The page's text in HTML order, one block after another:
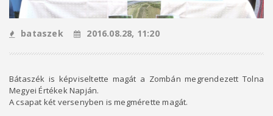
bataszek 2016.08.28, 11:20
Bátaszék is képviseltette magát a Zombán megrendezett Tolna
Megyei Értékek Napján.
A csapat két versenyben is megmérette magát.